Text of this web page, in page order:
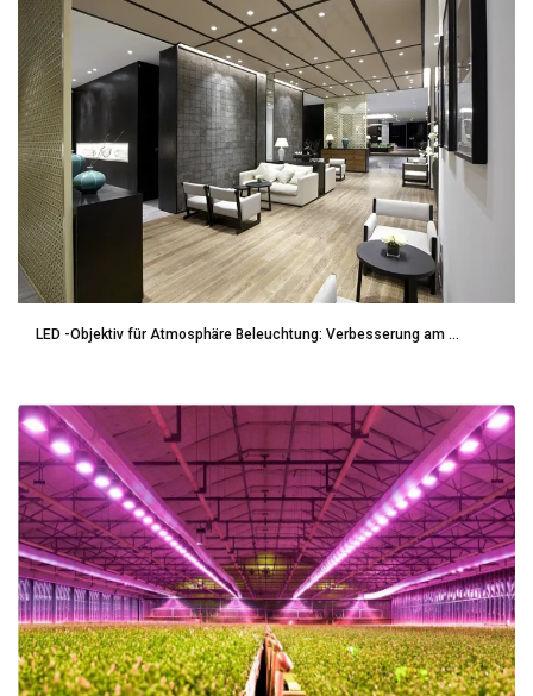
LED -Objektiv für Atmosphäre Beleuchtung: Verbesserung am ...